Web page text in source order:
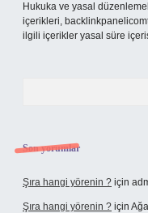
Hukuka ve yasal
içerikleri,
ilgili içerikler yasal süre
Son yorumlar
Şıra hangi yörenin ? için
Şıra hangi yörenin ? için Ağa